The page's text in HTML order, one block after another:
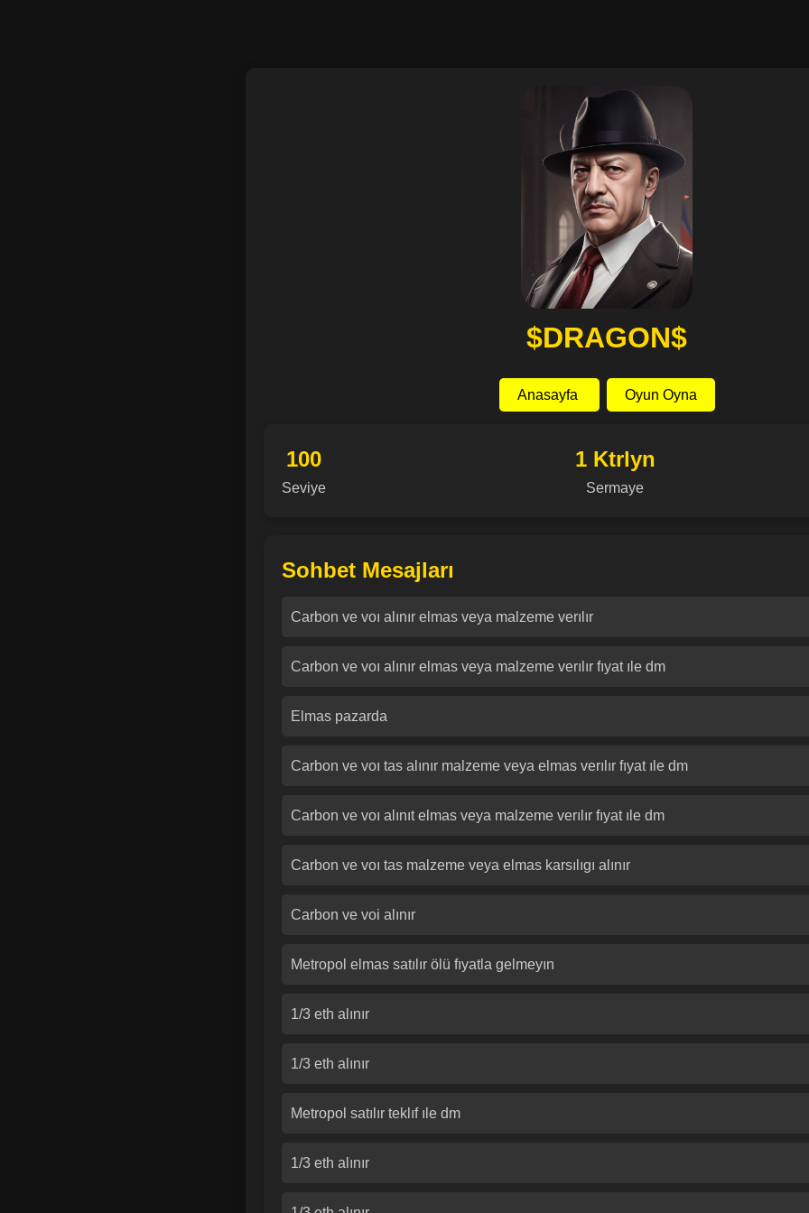
$DRAGON$
Anasayfa Oyun Oyna
100
Seviye
1 Ktrlyn
Sermaye
Sohbet Mesajları
Carbon ve voı alınır elmas veya malzeme verılır
Carbon ve voı alınır elmas veya malzeme verılır fıyat ıle dm
Elmas pazarda
Carbon ve voı tas alınır malzeme veya elmas verılır fıyat ıle dm
Carbon ve voı alınıt elmas veya malzeme verılır fıyat ıle dm
Carbon ve voı tas malzeme veya elmas karsılıgı alınır
Carbon ve voi alınır
Metropol elmas satılır ölü fıyatla gelmeyın
1/3 eth alınır
1/3 eth alınır
Metropol satılır teklıf ıle dm
1/3 eth alınır